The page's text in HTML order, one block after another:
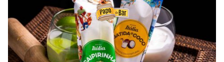
para
conteúdo